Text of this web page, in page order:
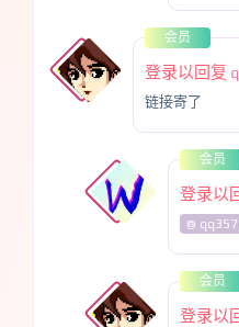
会员
登录以回复
链接寄了
会员
登录以
@
会员
登录以